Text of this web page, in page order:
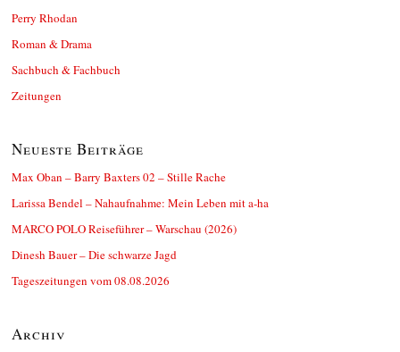
Perry Rhodan
Roman & Drama
Sachbuch & Fachbuch
Zeitungen
Neueste Beiträge
Max Oban – Barry Baxters 02 – Stille Rache
Larissa Bendel – Nahaufnahme: Mein Leben mit a-ha
MARCO POLO Reiseführer – Warschau (2026)
Dinesh Bauer – Die schwarze Jagd
Tageszeitungen vom 08.08.2026
Archiv